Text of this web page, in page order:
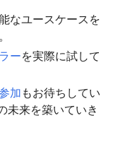
なユースケースを
ーを実際に試して
加もお待ちしてい
未来を築いていき